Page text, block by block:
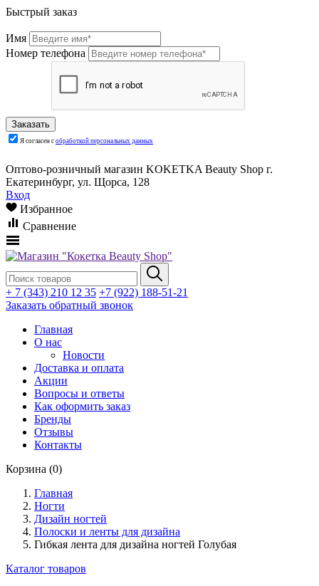
Быстрый заказ
Имя
Номер телефона
Я согласен с обработкой персональных данных
Оптово-розничный магазин KOKETKA Beauty Shop г.
Екатеринбург, ул. Щорса, 128
Вход
Избранное
Сравнение
+ 7 (343) 210 12 35 +7 (922) 188-51-21
Заказать обратный звонок
Главная
О нас
Новости
Доставка и оплата
Акции
Вопросы и ответы
Как оформить заказ
Бренды
Отзывы
Контакты
Корзина (0)
Главная
Ногти
Дизайн ногтей
Полоски и ленты для дизайна
Гибкая лента для дизайна ногтей Голубая
Каталог товаров